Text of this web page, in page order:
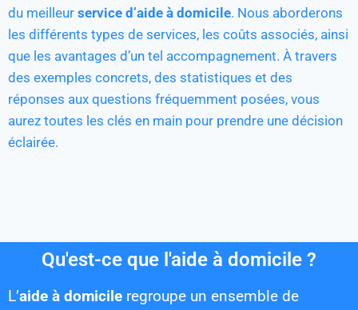
du meilleur service d’aide à domicile. Nous aborderons
les différents types de services, les coûts associés, ainsi
que les avantages d’un tel accompagnement. À travers
des exemples concrets, des statistiques et des
réponses aux questions fréquemment posées, vous
aurez toutes les clés en main pour prendre une décision
éclairée.
Qu'est-ce que l'aide à domicile ?
L’aide à domicile regroupe un ensemble de